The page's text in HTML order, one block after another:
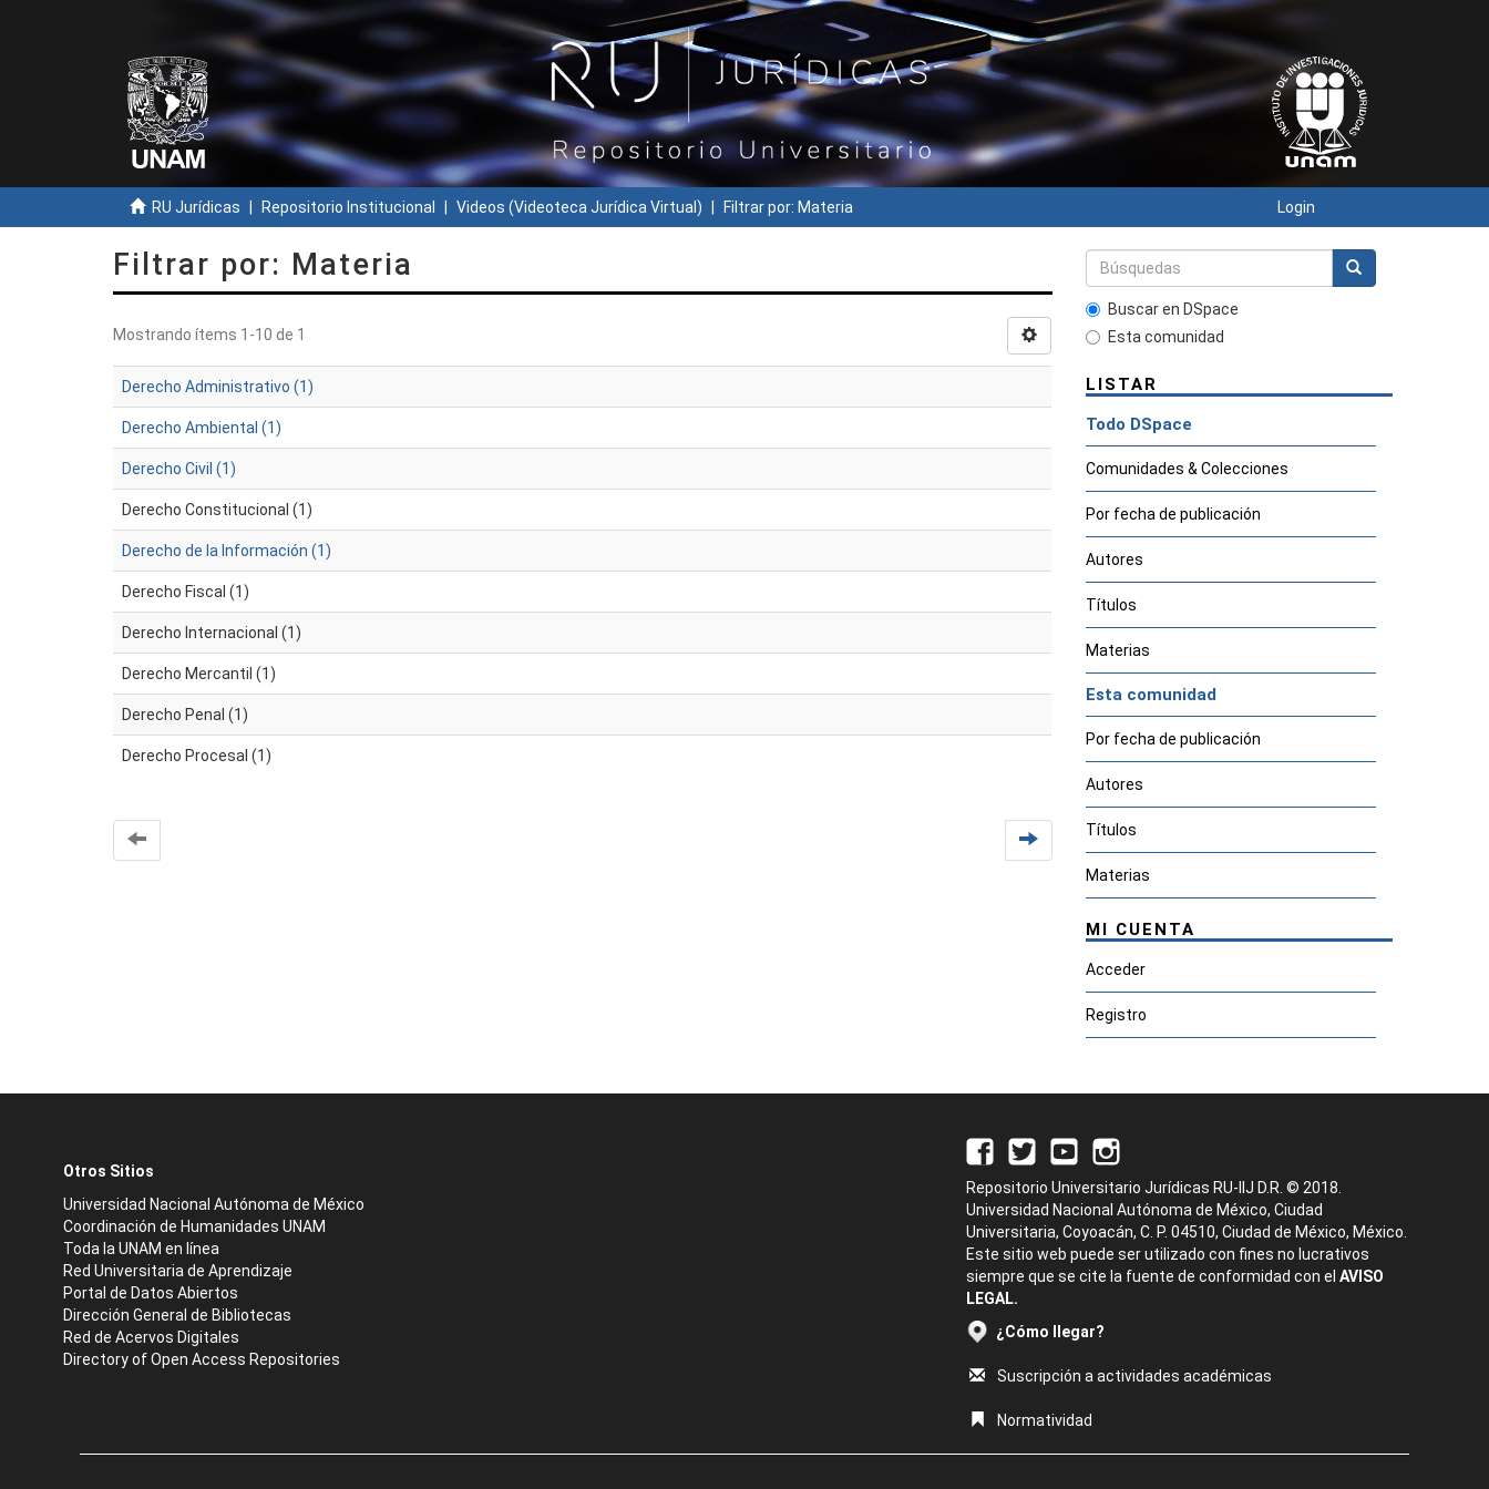
RU Jurídicas Repositorio Institucional Videos (Videoteca Jurídica Virtual) Filtrar por: Materia Login
Filtrar por: Materia
Mostrando ítems 1-10 de 1
Derecho Administrativo (1)
Derecho Ambiental (1)
Derecho Civil (1)
Derecho Constitucional (1)
Derecho de la Información (1)
Derecho Fiscal (1)
Derecho Internacional (1)
Derecho Mercantil (1)
Derecho Penal (1)
Derecho Procesal (1)
Buscar en DSpace
Esta comunidad
LISTAR
Todo DSpace
Comunidades & Colecciones
Por fecha de publicación
Autores
Títulos
Materias
Esta comunidad
Por fecha de publicación
Autores
Títulos
Materias
MI CUENTA
Acceder
Registro
Otros Sitios
Universidad Nacional Autónoma de México
Coordinación de Humanidades UNAM
Toda la UNAM en línea
Red Universitaria de Aprendizaje
Portal de Datos Abiertos
Dirección General de Bibliotecas
Red de Acervos Digitales
Directory of Open Access Repositories
Repositorio Universitario Jurídicas RU-IIJ D.R. © 2018.
Universidad Nacional Autónoma de México, Ciudad
Universitaria, Coyoacán, C. P. 04510, Ciudad de México, México.
Este sitio web puede ser utilizado con fines no lucrativos
siempre que se cite la fuente de conformidad con el AVISO
LEGAL.
¿Cómo llegar?
Suscripción a actividades académicas
Normatividad